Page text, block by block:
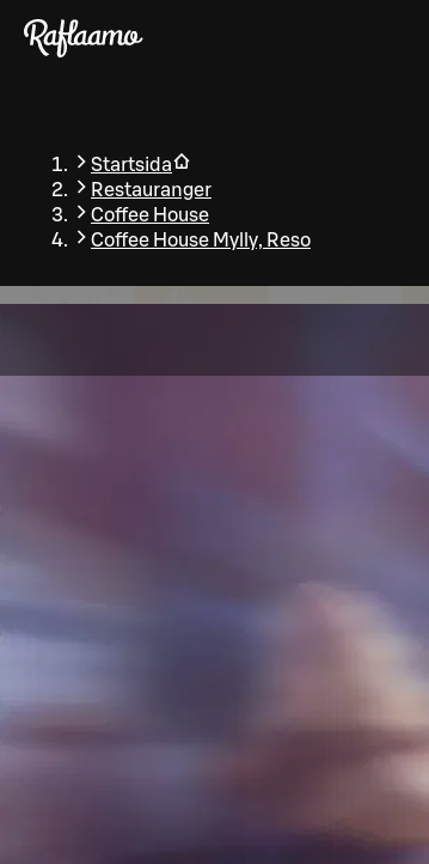
Gå till huvudinnehållet
Startsida
Restauranger
Coffee House
Coffee House Mylly, Reso